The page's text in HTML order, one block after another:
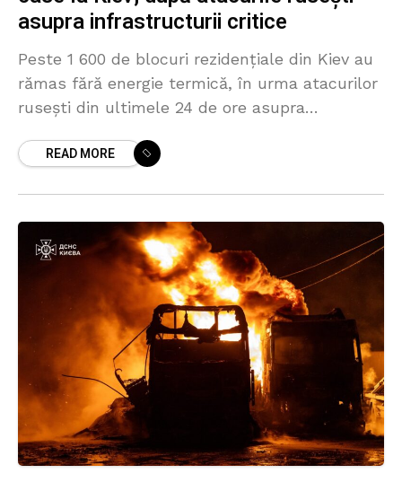
asupra infrastructurii critice
Peste 1 600 de blocuri rezidențiale din Kiev au
rămas fără energie termică, în urma atacurilor
rusești din ultimele 24 de ore asupra
transmisă de
READ MORE